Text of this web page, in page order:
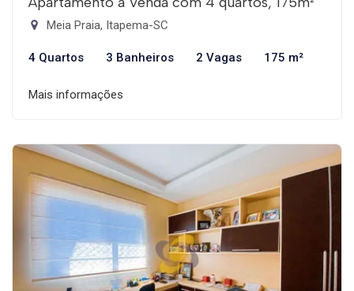
Meia Praia, Itapema-SC
4 Quartos 3 Banheiros 2 Vagas 175 m²
Mais informações